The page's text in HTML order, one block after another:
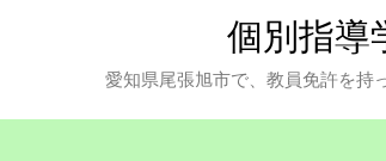
個別指導
愛知県尾張旭市で、教員免許を持